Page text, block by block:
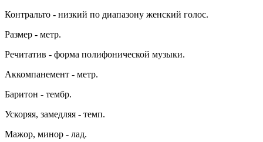
Контральто - низкий по диапазону женский голос.
Размер - метр.
Речитатив - форма полифонической музыки.
Аккомпанемент - метр.
Баритон - тембр.
Ускоряя, замедляя - темп.
Мажор, минор - лад.